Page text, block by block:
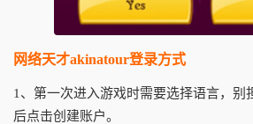
网络天才akinatour登录方式
1、第一次进入游戏时需要选择语言，别
后点击创建账户。